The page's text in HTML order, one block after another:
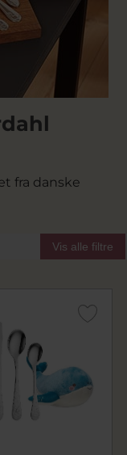
fra danske
Vis alle filtre